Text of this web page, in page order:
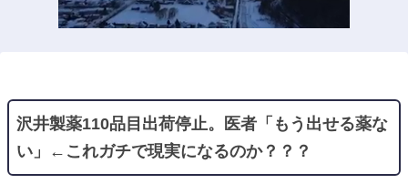
沢井製薬110品目出荷停止。医者「もう出せる薬な
い」←これガチで現実になるのか？？？